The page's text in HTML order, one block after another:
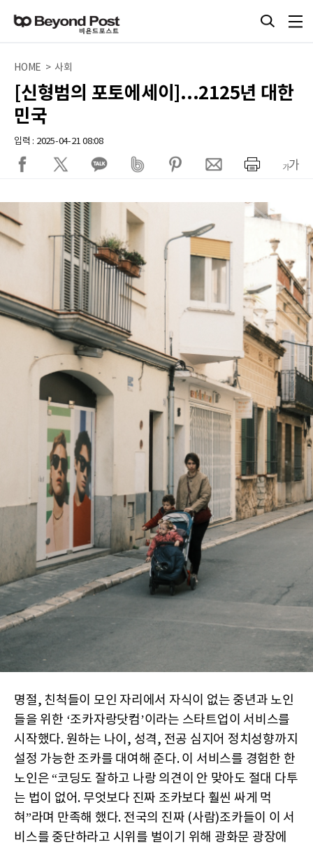
HOME > 사회
[신형범의 포토에세이]...2125년 대한
민국
입력 : 2025-04-21 08:08
명절, 친척들이 모인 자리에서 자식이 없는 중년과 노인
들을 위한 ‘조카자랑닷컴’이라는 스타트업이 서비스를
시작했다. 원하는 나이, 성격, 전공 심지어 정치성향까지
설정 가능한 조카를 대여해 준다. 이 서비스를 경험한 한
노인은 “코딩도 잘하고 나랑 의견이 안 맞아도 절대 다투
는 법이 없어. 무엇보다 진짜 조카보다 훨씬 싸게 먹
혀”라며 만족해 했다. 전국의 진짜 (사람)조카들이 이 서
비스를 중단하라고 시위를 벌이기 위해 광화문 광장에